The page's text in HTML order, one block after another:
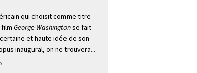
qui choisit comme titre
filmGeorge Washingtonse fait
et haute idée de son
inaugural, on ne trouvera...